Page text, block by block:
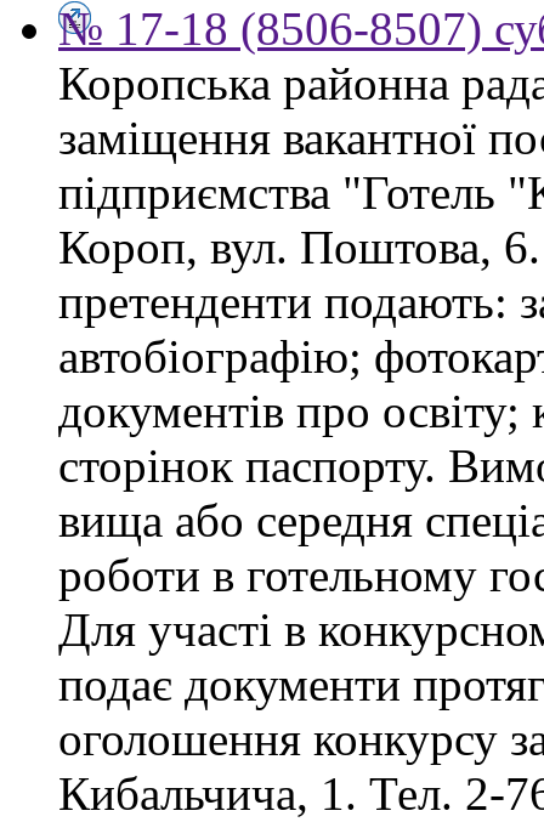
№ 17-18 (8506-8507)
Коропська районна
заміщення вакантної
підприємства "Готель
Короп, вул. Поштова, 6.
претенденти подають:
автобіографію;
документів про
сторінок паспорту.
вища або середня
роботи в готельному
Для участі в
подає документи
оголошення конкурсу
Кибальчича, 1. Тел. 2-